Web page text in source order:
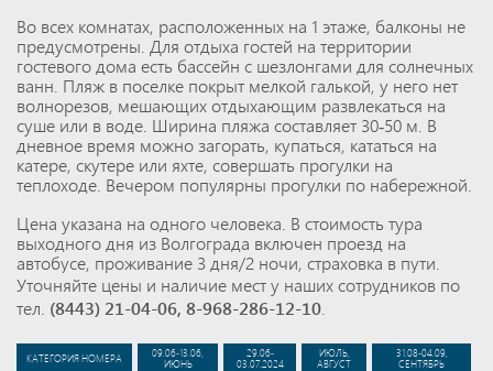
Во всех комнатах, расположенных на 1 этаже, балконы не
предусмотрены. Для отдыха гостей на территории
гостевого дома есть бассейн с шезлонгами для солнечных
ванн. Пляж в поселке покрыт мелкой галькой, у него нет
волнорезов, мешающих отдыхающим развлекаться на
суше или в воде. Ширина пляжа составляет 30-50 м. В
дневное время можно загорать, купаться, кататься на
катере, скутере или яхте, совершать прогулки на
теплоходе. Вечером популярны прогулки по набережной.
Цена указана на одного человека. В стоимость тура
выходного дня из Волгограда включен проезд на
автобусе, проживание 3 дня/2 ночи, страховка в пути.
Уточняйте цены и наличие мест у наших сотрудников по
тел. (8443) 21-04-06, 8-968-286-12-10
КАТЕГОРИЯ НОМЕРА
09.06-13.06,
ИЮНЬ
29.06-
03.07.2024
ИЮЛЬ,
АВГУСТ
31.08-04.09,
СЕНТЯБРЬ